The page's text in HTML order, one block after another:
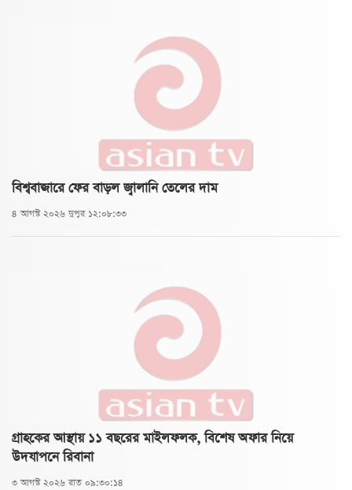
বিশ্ববাজারে ফের বাড়ল জ্বালানি তেলের দাম
৪ আগস্ট ২০২৬ দুপুর ১২:০৮:৩৩
গ্রাহকের আস্থায় ১১ বছরের মাইলফলক, বিশেষ অফার নিয়ে
উদযাপনে রিবানা
৩ আগস্ট ২০২৬ রাত ০৯:৩০:১৪